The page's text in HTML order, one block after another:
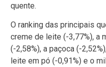
quente.
O ranking das principais
creme de leite (-3,77%), a
(-2,58%), a paçoca (-
leite em pó (-0,91%) e o